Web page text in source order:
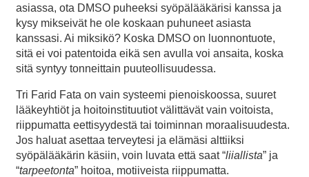
asiassa, ota DMSO puheeksi syöpälääkärisi kanssa ja
kysy mikseivät he ole koskaan puhuneet asiasta
kanssasi. Ai miksikö? Koska DMSO on luonnontuote,
sitä ei voi patentoida eikä sen avulla voi ansaita, koska
sitä syntyy tonneittain puuteollisuudessa.
Tri Farid Fata on vain systeemi pienoiskoossa, suuret
lääkeyhtiöt ja hoitoinstituutiot välittävät vain voitoista,
riippumatta eettisyydestä tai toiminnan moraalisuudesta.
Jos haluat asettaa terveytesi ja elämäsi alttiiksi
syöpälääkärin käsiin, voin luvata että saat “liiallista” ja
“tarpeetonta” hoitoa, motiiveista riippumatta.